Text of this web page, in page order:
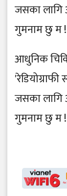
जसका
गुमनाम छु म !
आधुनिक
'रेडियोग्राफी
जसका
गुमनाम छु म !